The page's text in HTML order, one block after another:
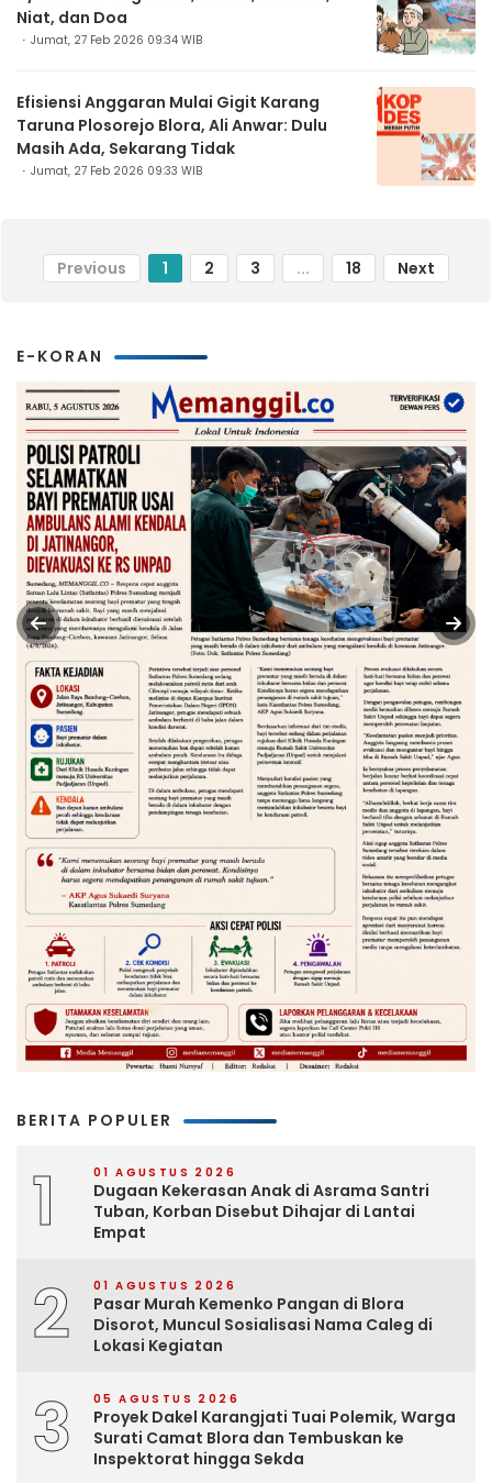
Niat, dan Doa
Jumat, 27 Feb 2026 09:34 WIB
Efisiensi Anggaran Mulai Gigit Karang
Taruna Plosorejo Blora, Ali Anwar: Dulu
Masih Ada, Sekarang Tidak
Jumat, 27 Feb 2026 09:33 WIB
Previous 1 2 3 ... 18 Next
E-KORAN
BERITA POPULER
1 01 AGUSTUS 2026
Dugaan Kekerasan Anak di Asrama Santri
Tuban, Korban Disebut Dihajar di Lantai
Empat
2 01 AGUSTUS 2026
Pasar Murah Kemenko Pangan di Blora
Disorot, Muncul Sosialisasi Nama Caleg di
Lokasi Kegiatan
3 05 AGUSTUS 2026
Proyek Dakel Karangjati Tuai Polemik, Warga
Surati Camat Blora dan Tembuskan ke
Inspektorat hingga Sekda